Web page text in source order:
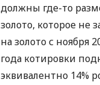
должны где-то
золото, которое не
на золото с ноября
года котировки
эквивалентно 14%